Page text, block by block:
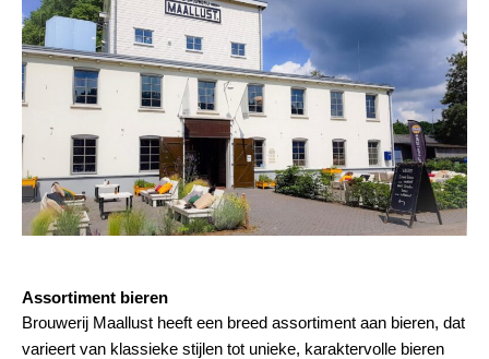
Assortiment bieren
Brouwerij Maallust heeft een breed assortiment aan bieren, dat
varieert van klassieke stijlen tot unieke, karaktervolle bieren